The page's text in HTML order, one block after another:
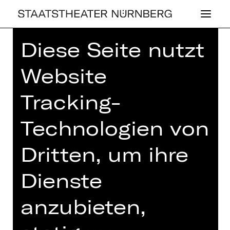
Home>Haus >Künstler*innen>
OPER
AN­TOI­NE BANKS-
SUL­LI­VAN
Diese Seite nutzt
Website
Tracking-
Technologien von
Dritten, um ihre
Dienste
anzubieten,